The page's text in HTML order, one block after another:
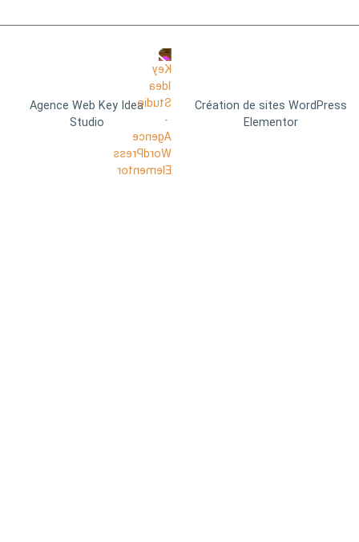
Agence Web Key Idea
Studio
Création de sites WordPress
Elementor